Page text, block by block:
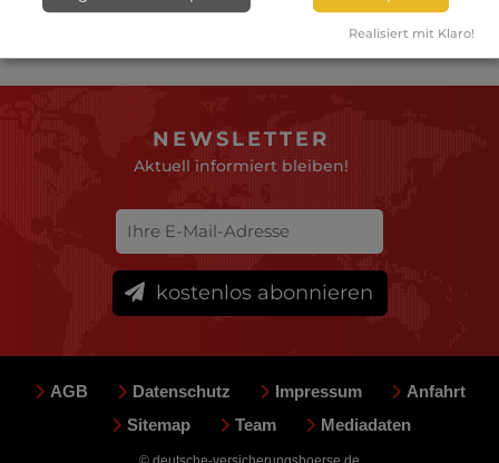
NEWSLETTER
Aktuell informiert bleiben!
kostenlos abonnieren
AGB Datenschutz Impressum
Anfahrt
Sitemap
Team Mediadaten
Realisiert mit Klaro!